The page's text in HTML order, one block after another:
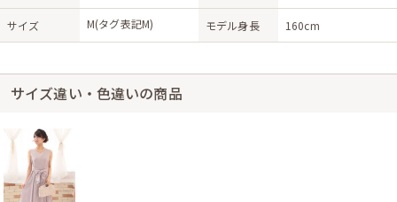
サイズ M(タグ表記M) モデル身長 160cm
サイズ違い・色違いの商品